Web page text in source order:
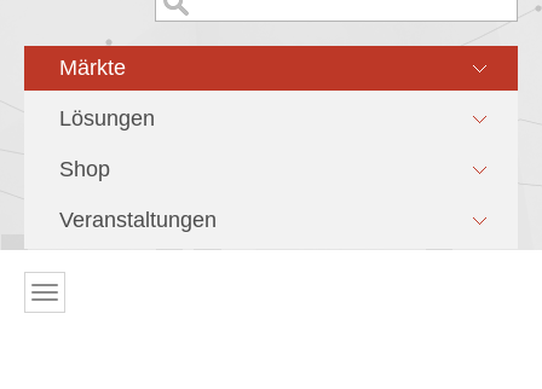
Märkte
Lösungen
Shop
Veranstaltungen